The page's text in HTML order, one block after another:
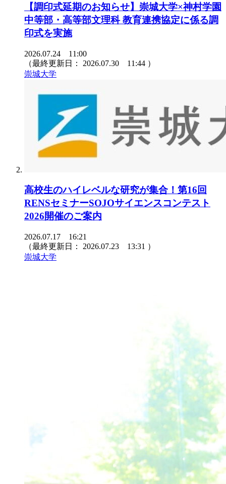
【調印式延期のお知らせ】崇城大学×神村学園
中等部・高等部文理科 教育連携協定に係る調
印式を実施
2026.07.24 11:00
（最終更新日： 2026.07.30 11:44 ）
崇城大学
高校生のハイレベルな研究が集合！第16回
RENSセミナーSOJOサイエンスコンテスト
2026開催のご案内
2026.07.17 16:21
（最終更新日： 2026.07.23 13:31 ）
崇城大学